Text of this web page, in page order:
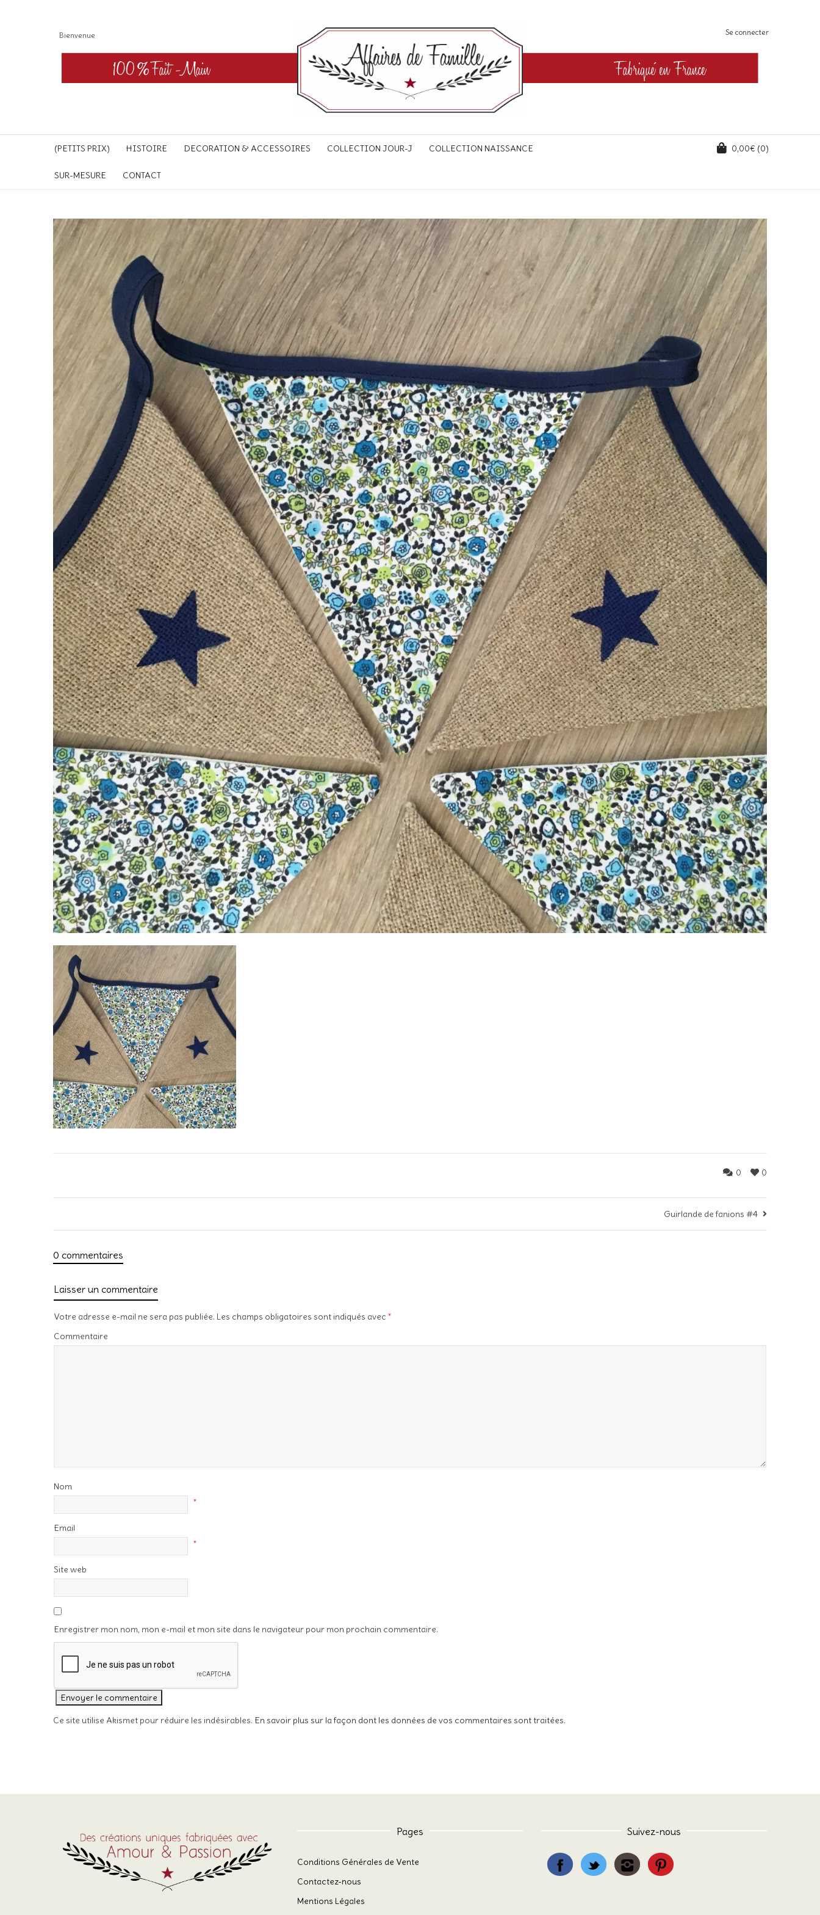
Bienvenue Se connecter
(PETITS PRIX) HISTOIRE DECORATION & ACCESSOIRES COLLECTION JOUR-J COLLECTION NAISSANCE
SUR-MESURE CONTACT
0,00€ (0)
0
0
Guirlande de fanions #4
0 commentaires
Laisser un commentaire
Votre adresse e-mail ne sera pas publiée. Les champs obligatoires sont indiqués avec *
Commentaire
Nom
*
Email
*
Site web
Enregistrer mon nom, mon e-mail et mon site dans le navigateur pour mon prochain commentaire.
Ce site utilise Akismet pour réduire les indésirables. En savoir plus sur la façon dont les données de vos commentaires sont traitées.
Pages
Conditions Générales de Vente
Contactez-nous
Mentions Légales
Suivez-nous